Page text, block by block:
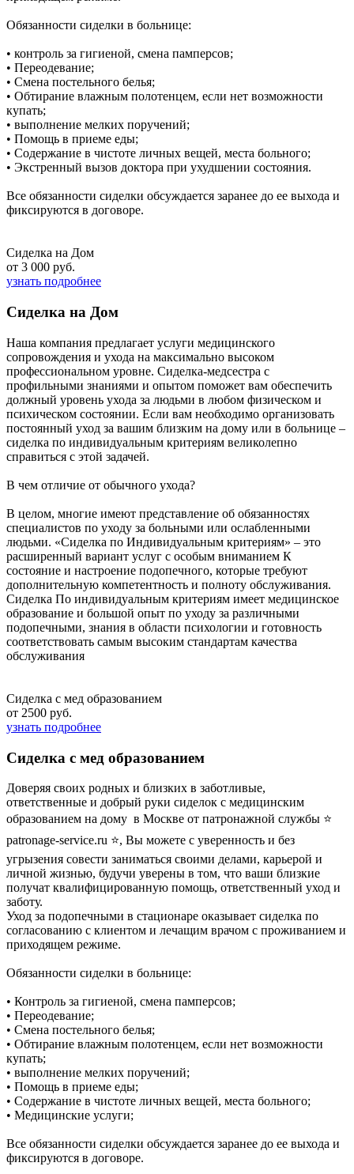
Обязанности сиделки в больнице:
• контроль за гигиеной, смена памперсов;
• Переодевание;
• Смена постельного белья;
• Обтирание влажным полотенцем, если нет возможности
купать;
• выполнение мелких поручений;
• Помощь в приеме еды;
• Содержание в чистоте личных вещей, места больного;
• Экстренный вызов доктора при ухудшении состояния.
Все обязанности сиделки обсуждается заранее до ее выхода и
фиксируются в договоре.
Сиделка на Дом
от 3 000 руб.
узнать подробнее
Сиделка на Дом
Наша компания предлагает услуги медицинского
сопровождения и ухода на максимально высоком
профессиональном уровне. Сиделка-медсестра с
профильными знаниями и опытом поможет вам обеспечить
должный уровень ухода за людьми в любом физическом и
психическом состоянии. Если вам необходимо организовать
постоянный уход за вашим близким на дому или в больнице –
сиделка по индивидуальным критериям великолепно
справиться с этой задачей.
В чем отличие от обычного ухода?
В целом, многие имеют представление об обязанностях
специалистов по уходу за больными или ослабленными
людьми. «Сиделка по Индивидуальным критериям» – это
расширенный вариант услуг с особым вниманием К
состояние и настроение подопечного, которые требуют
дополнительную компетентность и полноту обслуживания.
Сиделка По индивидуальным критериям имеет медицинское
образование и большой опыт по уходу за различными
подопечными, знания в области психологии и готовность
соответствовать самым высоким стандартам качества
обслуживания
Сиделка с мед образованием
от 2500 руб.
узнать подробнее
Сиделка с мед образованием
Доверяя своих родных и близких в заботливые,
ответственные и добрый руки сиделок с медицинским
образованием на дому в Москве от патронажной службы ⭐
patronage-service.ru ⭐, Вы можете с уверенность и без
угрызения совести заниматься своими делами, карьерой и
личной жизнью, будучи уверены в том, что ваши близкие
получат квалифицированную помощь, ответственный уход и
заботу.
Уход за подопечными в стационаре оказывает сиделка по
согласованию с клиентом и лечащим врачом с проживанием и
приходящем режиме.
Обязанности сиделки в больнице:
• Контроль за гигиеной, смена памперсов;
• Переодевание;
• Смена постельного белья;
• Обтирание влажным полотенцем, если нет возможности
купать;
• выполнение мелких поручений;
• Помощь в приеме еды;
• Содержание в чистоте личных вещей, места больного;
• Медицинские услуги;
Все обязанности сиделки обсуждается заранее до ее выхода и
фиксируются в договоре.